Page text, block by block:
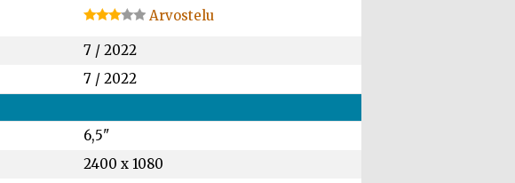
Arvostelu
7 / 2022
7 / 2022
6,5"
2400 x 1080